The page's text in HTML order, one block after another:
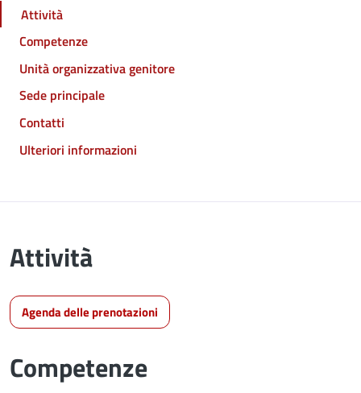
Attività
Competenze
Unità organizzativa genitore
Sede principale
Contatti
Ulteriori informazioni
Attività
Agenda delle prenotazioni
Competenze